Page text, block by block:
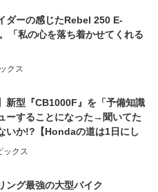
ダーの感じたRebel 250 E-
「私の心を落ち着かせてくれる
クス
新型『CB1000F』を「予備知識
ーすることになった→聞いてた
いか!?【Hondaの道は1日にし
①第一印象 編】
ックス
ング最強の大型バイク